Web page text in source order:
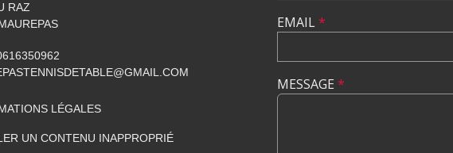
RAZ
LÉGALES
UN CONTENU INAPPROPRIÉ
EMAIL*
MESSAGE *